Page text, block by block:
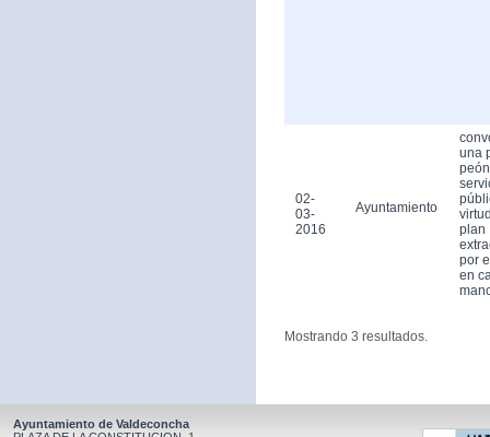
02-
03-
2016
Ayuntamiento
una
peón
plan
por
en
Mostrando 3 resultados.
Ayuntamiento de Valdeconcha